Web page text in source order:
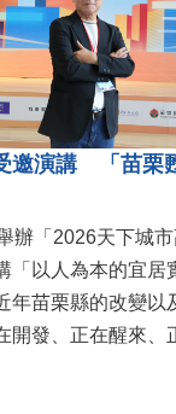
辦「2026天下城
「以人為本的宜居
年苗栗縣的改變以